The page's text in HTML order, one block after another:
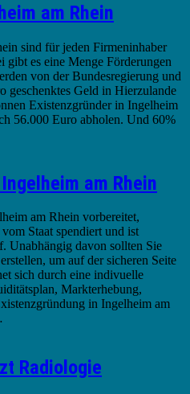
am Rhein
sind für jeden Firmeninhaber
gibt es eine Menge Förderungen
von der Bundesregierung und
geschenktes Geld in Hierzulande
Existenzgründer in Ingelheim
56.000 Euro abholen. Und 60%
am Rhein
am Rhein vorbereitet,
Staat spendiert und ist
Unabhängig davon sollten Sie
um auf der sicheren Seite
sich durch eine indivuelle
Markterhebung,
in Ingelheim am
Radiologie